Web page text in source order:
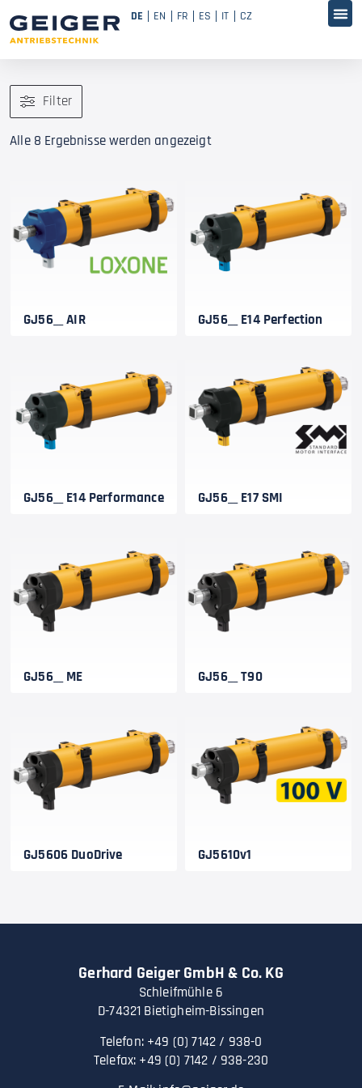
DE EN FR ES IT CZ
Filter
Alle 8 Ergebnisse werden angezeigt
GJ56__ AIR GJ56__ E14 Perfection
GJ56__ E14 Performance GJ56__ E17 SMI
GJ56__ ME GJ56__ T90
GJ5606 DuoDrive GJ5610v1
Gerhard Geiger GmbH & Co. KG
Schleifmühle 6
D-74321 Bietigheim-Bissingen
Telefon: +49 (0) 7142 / 938-0
Telefax: +49 (0) 7142 / 938-230